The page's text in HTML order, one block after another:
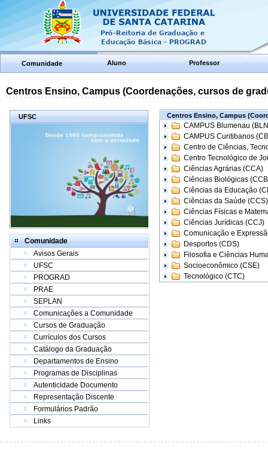
Comunidade Aluno Professor
Centros Ensino, Campus (Coordenações, cursos de
UFSC
Comunidade
Avisos Gerais
UFSC
PROGRAD
PRAE
SEPLAN
Comunicações a Comunidade
Cursos de Graduação
Currículos dos Cursos
Catálogo da Graduação
Departamentos de Ensino
Programas de Disciplinas
Autenticidade Documento
Representação Discente
Formulários Padrão
Links
Centros Ensino, Campus
CAMPUS Blumenau
CAMPUS Curitibanos
Centro de Ciências,
Centro Tecnológico de
Ciências Agrárias (CCA)
Ciências Biológicas
Ciências da Educação
Ciências da Saúde (CCS)
Ciências Físicas e
Ciências Jurídicas (CCJ)
Comunicação e
Desportos (CDS)
Filosofia e Ciências
Socioeconômico (CSE)
Tecnológico (CTC)